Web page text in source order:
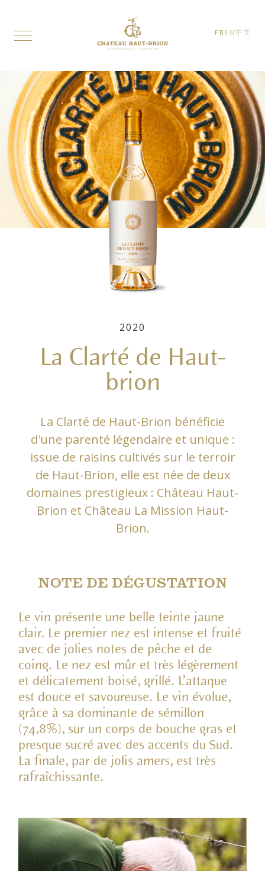
FR EN 中文
2020
La Clarté de Haut-
brion
La Clarté de Haut-Brion bénéficie
d'une parenté légendaire et unique :
issue de raisins cultivés sur le terroir
de Haut-Brion, elle est née de deux
domaines prestigieux : Château Haut-
Brion et Château La Mission Haut-
Brion.
NOTE DE DÉGUSTATION
Le vin présente une belle teinte jaune
clair. Le premier nez est intense et fruité
avec de jolies notes de pêche et de
coing. Le nez est mûr et très légèrement
et délicatement boisé, grillé. L’attaque
est douce et savoureuse. Le vin évolue,
grâce à sa dominante de sémillon
(74,8%), sur un corps de bouche gras et
presque sucré avec des accents du Sud.
La finale, par de jolis amers, est très
rafraîchissante.